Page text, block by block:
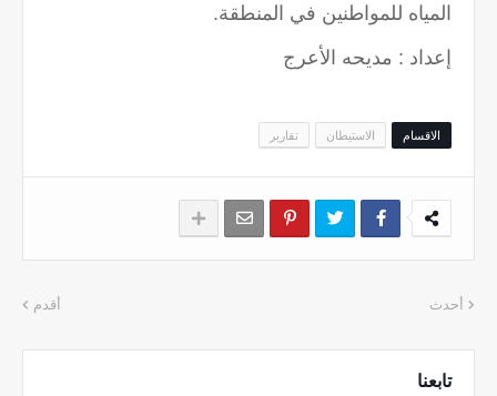
المياه للمواطنين في المنطقة.
إعداد : مديحه الأعرج
الاقسام الاستيطان تقارير
أحدث أقدم
تابعنا